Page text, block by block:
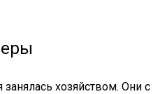
хозяйством. Они с